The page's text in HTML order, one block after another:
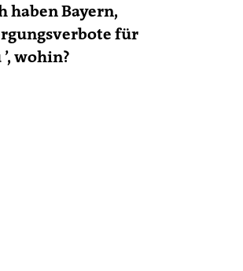
haben Bayern,
für
’, wohin?